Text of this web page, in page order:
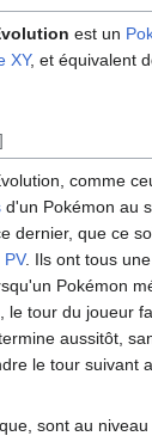
est un
XY, et équivalent
]
comme
d'un Pokémon au
dernier, que ce
PV. Ils ont tous
Pokémon
le tour du joueur
aussitôt,
le tour suivant
sont au